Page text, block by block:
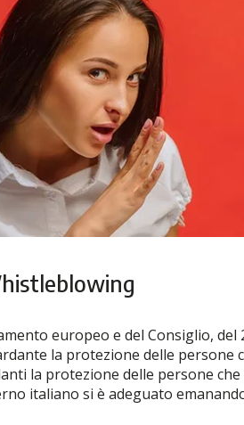
europeo e del Consiglio,
la protezione delle persone
la protezione delle persone
italiano si è adeguato